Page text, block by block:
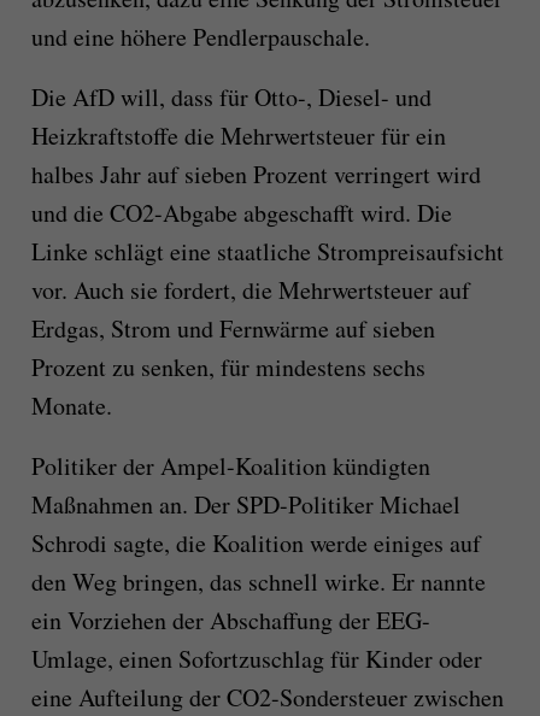
und eine höhere Pendlerpauschale.
Die AfD will, dass für Otto-, Diesel- und
Heizkraftstoffe die Mehrwertsteuer für ein
halbes Jahr auf sieben Prozent verringert wird
und die CO2-Abgabe abgeschafft wird. Die
Linke schlägt eine staatliche Strompreisaufsicht
vor. Auch sie fordert, die Mehrwertsteuer auf
Erdgas, Strom und Fernwärme auf sieben
Prozent zu senken, für mindestens sechs
Monate.
Politiker der Ampel-Koalition kündigten
Maßnahmen an. Der SPD-Politiker Michael
Schrodi sagte, die Koalition werde einiges auf
den Weg bringen, das schnell wirke. Er nannte
ein Vorziehen der Abschaffung der EEG-
Umlage, einen Sofortzuschlag für Kinder oder
eine Aufteilung der CO2-Sondersteuer zwischen